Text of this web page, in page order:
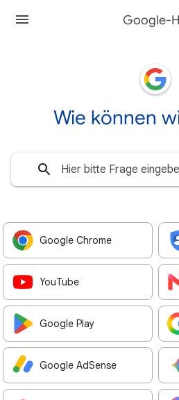
Google-
Wie können
Google Chrome
YouTube
Google Play
Google AdSense